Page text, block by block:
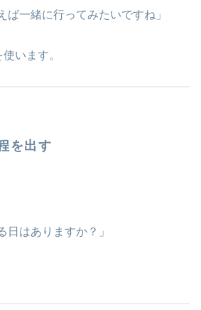
ば一緒に行ってみたいですね」
います。
を出す
日はありますか？」